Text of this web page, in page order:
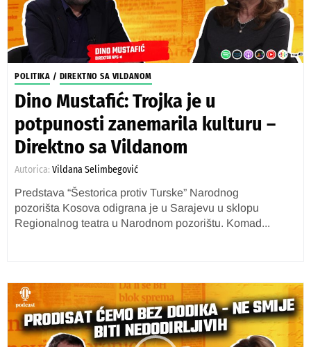
POLITIKA / DIREKTNO SA VILDANOM
Dino Mustafić: Trojka je u
potpunosti zanemarila kulturu –
Direktno sa Vildanom
Autorica: Vildana Selimbegović
Predstava “Šestorica protiv Turske” Narodnog
pozorišta Kosova odigrana je u Sarajevu u sklopu
Regionalnog teatra u Narodnom pozorištu. Komad...